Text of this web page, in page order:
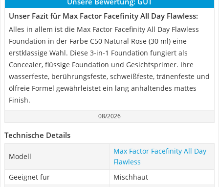
Unser Fazit für Max Factor Facefinity All Day Flawless:
Alles in allem ist die Max Factor Facefinity All Day Flawless
Foundation in der Farbe C50 Natural Rose (30 ml) eine
erstklassige Wahl. Diese 3-in-1 Foundation fungiert als
Concealer, flüssige Foundation und Gesichtsprimer. Ihre
wasserfeste, berührungsfeste, schweißfeste, tränenfeste und
ölfreie Formel gewährleistet ein lang anhaltendes mattes
Finish.
08/2026
Technische Details
Modell
Max Factor Facefinity All Day
Flawless
Geeignet für
Mischhaut